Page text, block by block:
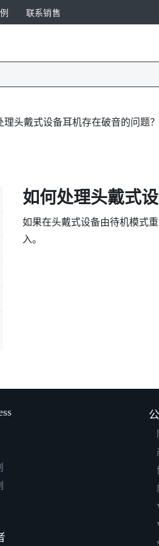
联系销售
理头戴式设备耳机存在破音的问题？
如何处理头戴式
如果在头戴式设备由待机模式
入。